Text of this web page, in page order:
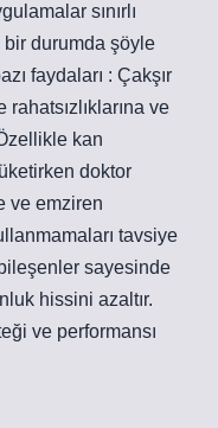
sınırlı
bir durumda şöyle
faydaları : Çakşır
ve
kan
doktor
ve emziren
tavsiye
sayesinde
hissini azaltır.
ve performansı